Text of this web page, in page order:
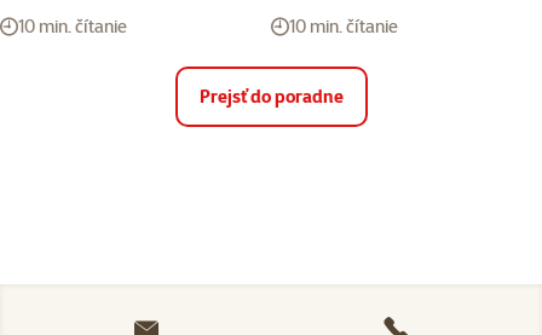
10 min. čítanie 10 min. čítanie
Prejsť do poradne